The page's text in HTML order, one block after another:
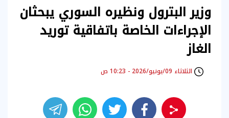
وزير البترول ونظيره السوري يبحثان
الإجراءات الخاصة باتفاقية توريد
الغاز
الثلاثاء 09/يونيو/2026 - 10:23 ص